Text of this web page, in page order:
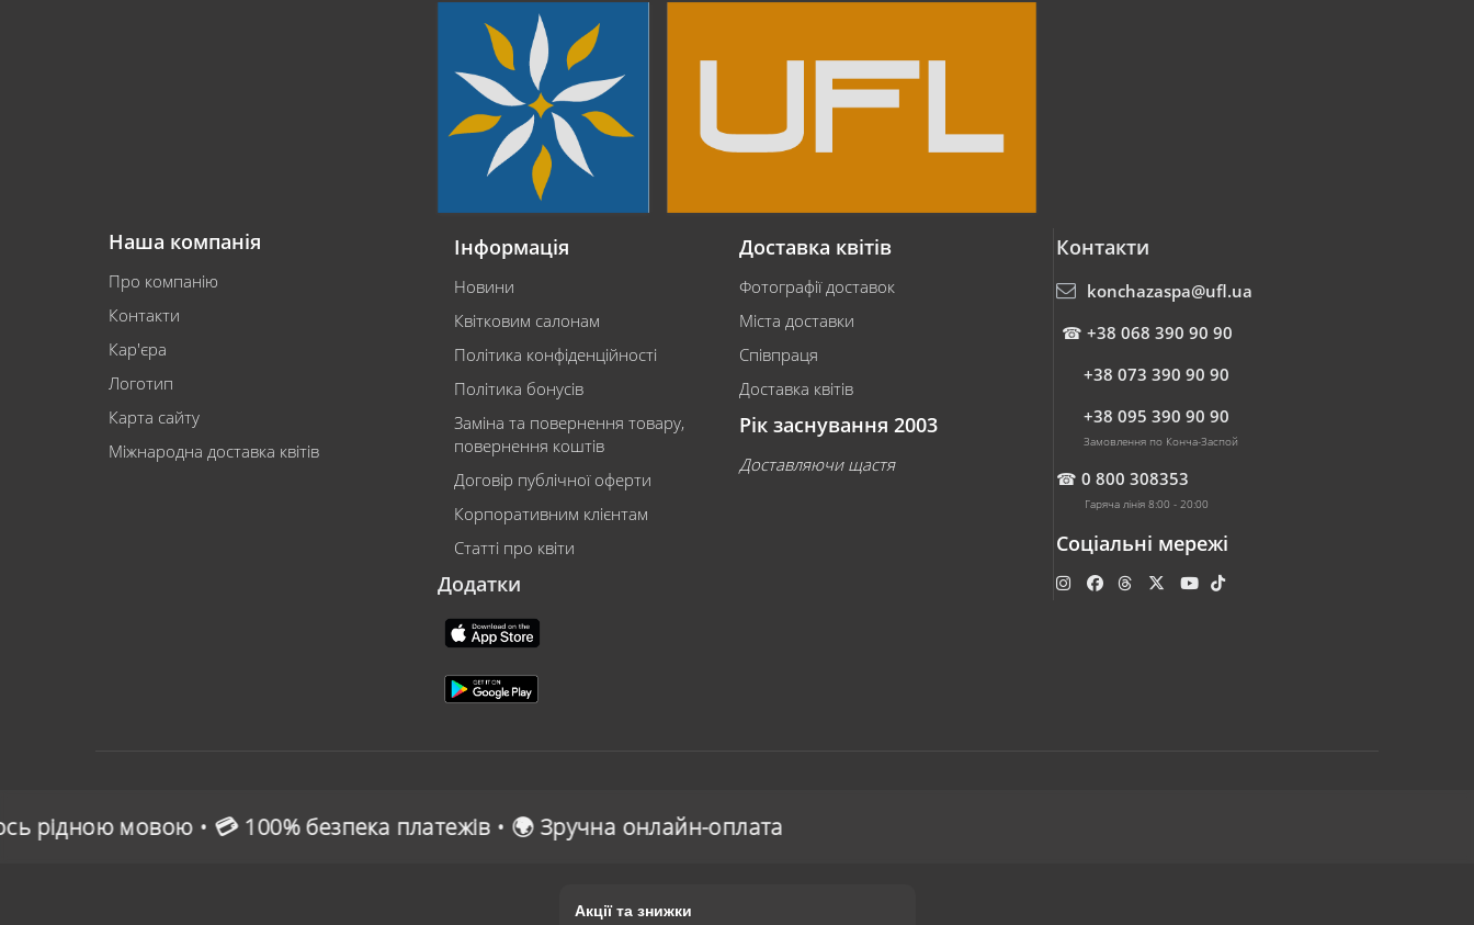
Наша компанія
Про компанію
Контакти
Кар'єра
Логотип
Карта сайту
Міжнародна доставка квітів
Інформація
Новини
Квітковим салонам
Політика конфіденційності
Політика бонусів
Заміна та повернення товару,
повернення коштів
Договір публічної оферти
Корпоративним клієнтам
Статті про квіти
Додатки
Доставка квітів
Фотографії доставок
Міста доставки
Співпраця
Доставка квітів
Рік заснування 2003
Доставляючи щастя
Контакти
konchazaspa@ufl.ua
☎ +38 068 390 90 90
+38 073 390 90 90
+38 095 390 90 90
Замовлення по Конча-Заспой
☎ 0 800 308353
Гаряча лінія 8:00 - 20:00
Соціальні мережі
безпека платежів • 🌍 Зручна онлайн-оплата
Акції та знижки